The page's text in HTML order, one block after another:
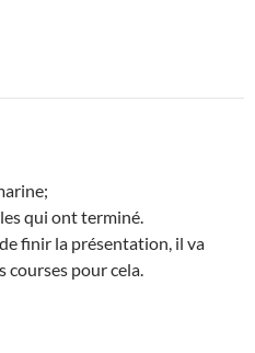
qui ont terminé.
finir la présentation, il va
pour cela.